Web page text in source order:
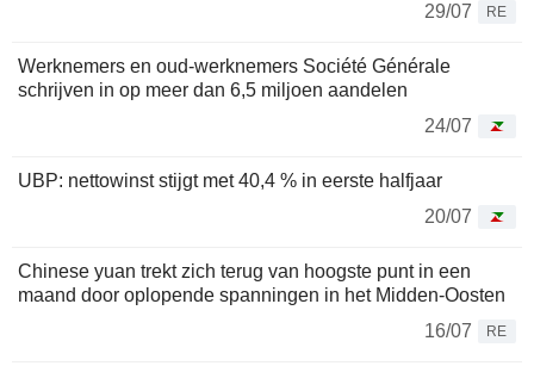
29/07
RE
Werknemers en oud-werknemers Société Générale
schrijven in op meer dan 6,5 miljoen aandelen
24/07
UBP: nettowinst stijgt met 40,4 % in eerste halfjaar
20/07
Chinese yuan trekt zich terug van hoogste punt in een
maand door oplopende spanningen in het Midden-Oosten
16/07
RE